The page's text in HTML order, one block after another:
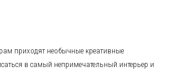
приходят необычные креативные
в самый непримечательный интерьер и